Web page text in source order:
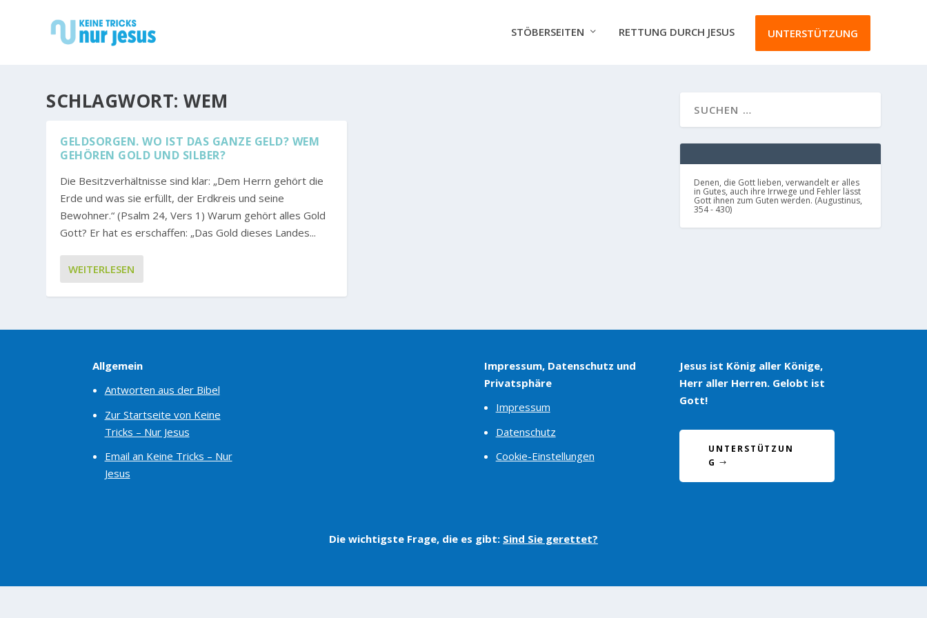
STÖBERSEITEN RETTUNG DURCH JESUS UNTERSTÜTZUNG
SCHLAGWORT:WEM
GELDSORGEN. WO IST DAS GANZE GELD? WEM
GEHÖREN GOLD UND SILBER?
Die Besitzverhältnisse sind klar: „Dem Herrn gehört die
Erde und was sie erfüllt, der Erdkreis und seine
Bewohner.“ (Psalm 24, Vers 1) Warum gehört alles Gold
Gott? Er hat es erschaffen: „Das Gold dieses Landes...
WEITERLESEN
Denen, die Gott lieben, verwandelt er alles
in Gutes, auch ihre Irrwege und Fehler lässt
Gott ihnen zum Guten werden. (Augustinus,
354 - 430)
Allgemein
Antworten aus der Bibel
Zur Startseite von Keine
Tricks – Nur Jesus
Email an Keine Tricks – Nur
Jesus
Impressum, Datenschutz und
Privatsphäre
Impressum
Datenschutz
Cookie-Einstellungen
Jesus ist König aller Könige,
Herr aller Herren. Gelobt ist
Gott!
UNTERSTÜTZUN
G
Die wichtigste Frage, die es gibt: Sind Sie gerettet?